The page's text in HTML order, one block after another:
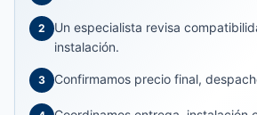
2
Un especialista revisa
instalación.
3 Confirmamos precio final,